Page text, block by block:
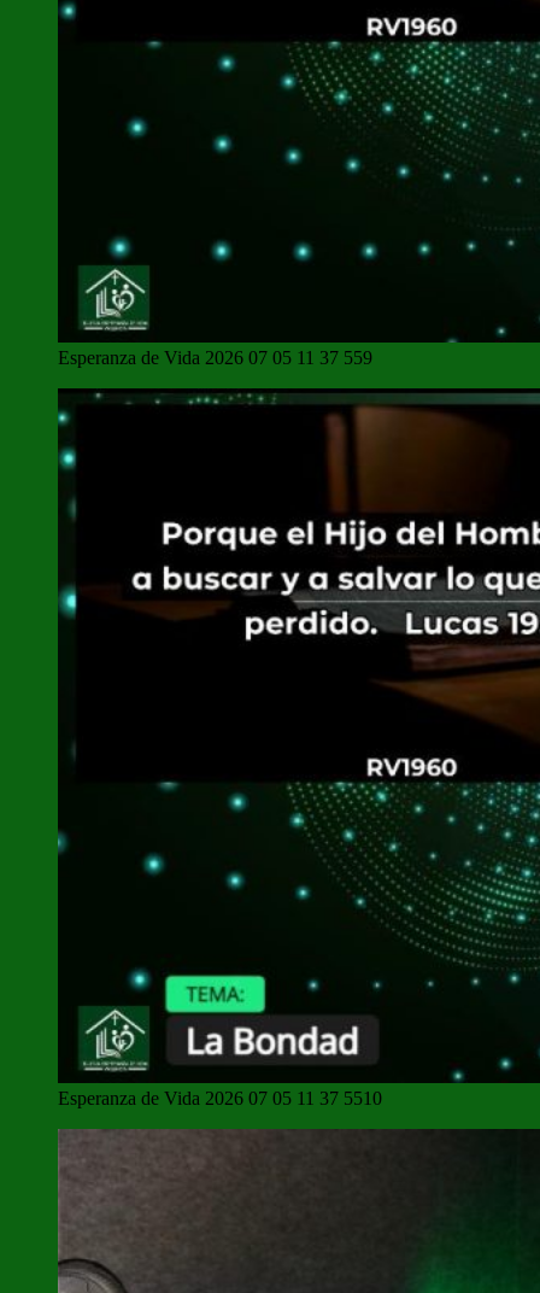
Esperanza de Vida 2026 07 05 11 37 559
Esperanza de Vida 2026 07 05 11 37 5510